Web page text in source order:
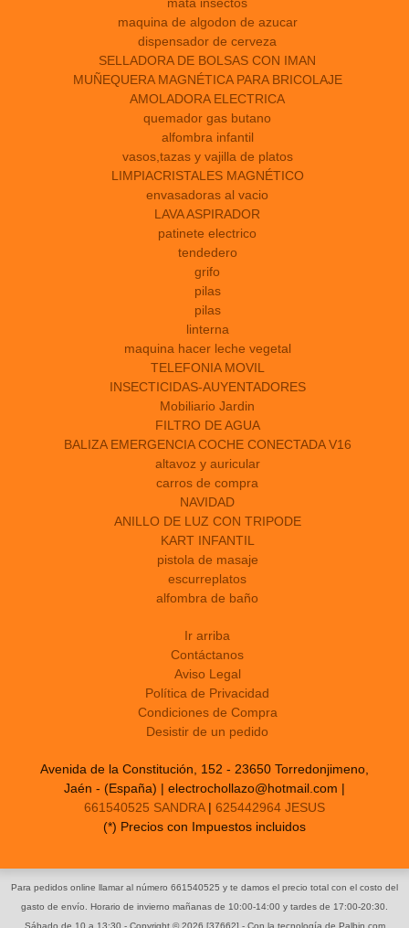
mata insectos
maquina de algodon de azucar
dispensador de cerveza
SELLADORA DE BOLSAS CON IMAN
MUÑEQUERA MAGNÉTICA PARA BRICOLAJE
AMOLADORA ELECTRICA
quemador gas butano
alfombra infantil
vasos,tazas y vajilla de platos
LIMPIACRISTALES MAGNÉTICO
envasadoras al vacio
LAVA ASPIRADOR
patinete electrico
tendedero
grifo
pilas
pilas
linterna
maquina hacer leche vegetal
TELEFONIA MOVIL
INSECTICIDAS-AUYENTADORES
Mobiliario Jardin
FILTRO DE AGUA
BALIZA EMERGENCIA COCHE CONECTADA V16
altavoz y auricular
carros de compra
NAVIDAD
ANILLO DE LUZ CON TRIPODE
KART INFANTIL
pistola de masaje
escurreplatos
alfombra de baño
Ir arriba
Contáctanos
Aviso Legal
Política de Privacidad
Condiciones de Compra
Desistir de un pedido
Avenida de la Constitución, 152 - 23650 Torredonjimeno,
Jaén - (España) | electrochollazo@hotmail.com |
661540525 SANDRA| 625442964 JESUS
(*) Precios con Impuestos incluidos
Para pedidos online llamar al número 661540525 y te damos el precio total con el costo del
gasto de envío. Horario de invierno mañanas de 10:00-14:00 y tardes de 17:00-20:30.